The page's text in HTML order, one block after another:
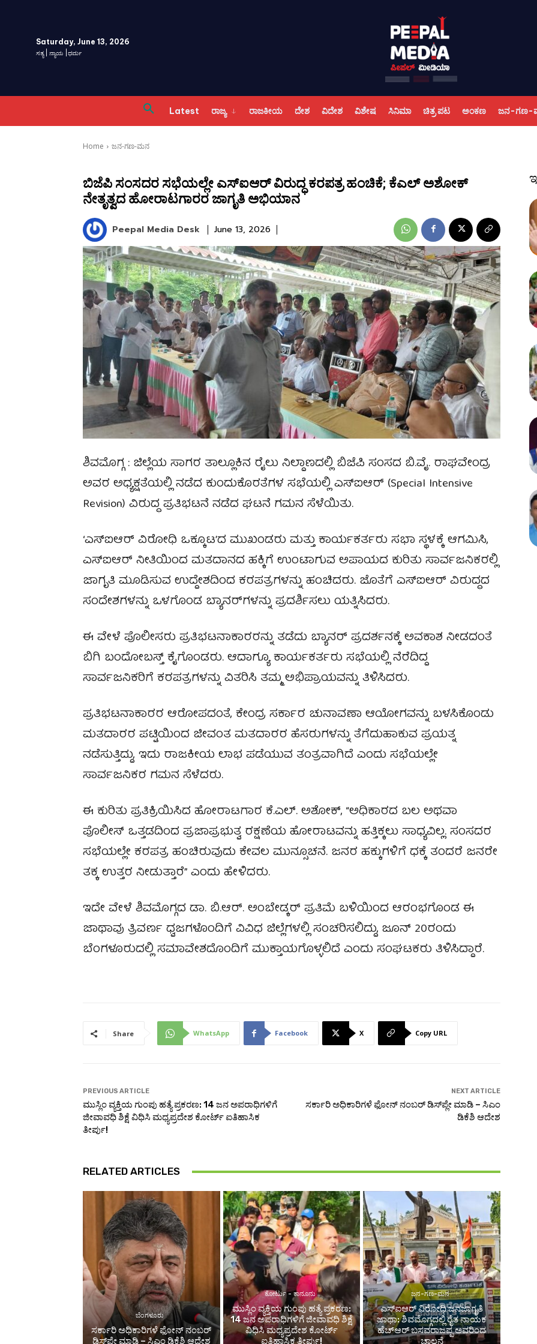
Saturday, June 13, 2026
ಸತ್ಯ | ನ್ಯಾಯ |ಧರ್ಮ
Latest ರಾಜ್ಯ ರಾಜಕೀಯ ದೇಶ ವಿದೇಶ ವಿಶೇಷ ಸಿನಿಮಾ ಚಿತ್ರ ಪಟ ಅಂಕಣ ಜನ-ಗಣ-
Home ಜನ-ಗಣ-ಮನ
ಬಿಜೆಪಿ ಸಂಸದರ ಸಭೆಯಲ್ಲೇ ಎಸ್‌ಐಆರ್ ವಿರುದ್ಧ ಕರಪತ್ರ ಹಂಚಿಕೆ; ಕೆಎಲ್ ಅಶೋಕ್
ನೇತೃತ್ವದ ಹೋರಾಟಗಾರರ ಜಾಗೃತಿ ಅಭಿಯಾನ
Peepal Media Desk June 13, 2026
ಶಿವಮೊಗ್ಗ : ಜಿಲ್ಲೆಯ ಸಾಗರ ತಾಲ್ಲೂಕಿನ ರೈಲು ನಿಲ್ದಾಣದಲ್ಲಿ ಬಿಜೆಪಿ ಸಂಸದ ಬಿ.ವೈ. ರಾಘವೇಂದ್ರ
ಅವರ ಅಧ್ಯಕ್ಷತೆಯಲ್ಲಿ ನಡೆದ ಕುಂದುಕೊರತೆಗಳ ಸಭೆಯಲ್ಲಿ ಎಸ್‌ಐಆರ್ (Special Intensive
Revision) ವಿರುದ್ಧ ಪ್ರತಿಭಟನೆ ನಡೆದ ಘಟನೆ ಗಮನ ಸೆಳೆಯಿತು.
‘ಎಸ್‌ಐಆರ್ ವಿರೋಧಿ ಒಕ್ಕೂಟ’ದ ಮುಖಂಡರು ಮತ್ತು ಕಾರ್ಯಕರ್ತರು ಸಭಾ ಸ್ಥಳಕ್ಕೆ ಆಗಮಿಸಿ,
ಎಸ್‌ಐಆರ್ ನೀತಿಯಿಂದ ಮತದಾನದ ಹಕ್ಕಿಗೆ ಉಂಟಾಗುವ ಅಪಾಯದ ಕುರಿತು ಸಾರ್ವಜನಿಕರಲ್ಲಿ
ಜಾಗೃತಿ ಮೂಡಿಸುವ ಉದ್ದೇಶದಿಂದ ಕರಪತ್ರಗಳನ್ನು ಹಂಚಿದರು. ಜೊತೆಗೆ ಎಸ್‌ಐಆರ್ ವಿರುದ್ಧದ
ಸಂದೇಶಗಳನ್ನು ಒಳಗೊಂಡ ಬ್ಯಾನರ್‌ಗಳನ್ನು ಪ್ರದರ್ಶಿಸಲು ಯತ್ನಿಸಿದರು.
ಈ ವೇಳೆ ಪೊಲೀಸರು ಪ್ರತಿಭಟನಾಕಾರರನ್ನು ತಡೆದು ಬ್ಯಾನರ್‌ ಪ್ರದರ್ಶನಕ್ಕೆ ಅವಕಾಶ ನೀಡದಂತೆ
ಬಿಗಿ ಬಂದೋಬಸ್ತ್ ಕೈಗೊಂಡರು. ಆದಾಗ್ಯೂ ಕಾರ್ಯಕರ್ತರು ಸಭೆಯಲ್ಲಿ ನೆರೆದಿದ್ದ
ಸಾರ್ವಜನಿಕರಿಗೆ ಕರಪತ್ರಗಳನ್ನು ವಿತರಿಸಿ ತಮ್ಮ ಅಭಿಪ್ರಾಯವನ್ನು ತಿಳಿಸಿದರು.
ಪ್ರತಿಭಟನಾಕಾರರ ಆರೋಪದಂತೆ, ಕೇಂದ್ರ ಸರ್ಕಾರ ಚುನಾವಣಾ ಆಯೋಗವನ್ನು ಬಳಸಿಕೊಂಡು
ಮತದಾರರ ಪಟ್ಟಿಯಿಂದ ಜೀವಂತ ಮತದಾರರ ಹೆಸರುಗಳನ್ನು ತೆಗೆದುಹಾಕುವ ಪ್ರಯತ್ನ
ನಡೆಸುತ್ತಿದ್ದು, ಇದು ರಾಜಕೀಯ ಲಾಭ ಪಡೆಯುವ ತಂತ್ರವಾಗಿದೆ ಎಂದು ಸಭೆಯಲ್ಲೇ
ಸಾರ್ವಜನಿಕರ ಗಮನ ಸೆಳೆದರು.
ಈ ಕುರಿತು ಪ್ರತಿಕ್ರಿಯಿಸಿದ ಹೋರಾಟಗಾರ ಕೆ.ಎಲ್. ಅಶೋಕ್, “ಅಧಿಕಾರದ ಬಲ ಅಥವಾ
ಪೊಲೀಸ್ ಒತ್ತಡದಿಂದ ಪ್ರಜಾಪ್ರಭುತ್ವ ರಕ್ಷಣೆಯ ಹೋರಾಟವನ್ನು ಹತ್ತಿಕ್ಕಲು ಸಾಧ್ಯವಿಲ್ಲ. ಸಂಸದರ
ಸಭೆಯಲ್ಲೇ ಕರಪತ್ರ ಹಂಚಿರುವುದು ಕೇವಲ ಮುನ್ಸೂಚನೆ. ಜನರ ಹಕ್ಕುಗಳಿಗೆ ಧಕ್ಕೆ ತಂದರೆ ಜನರೇ
ತಕ್ಕ ಉತ್ತರ ನೀಡುತ್ತಾರೆ” ಎಂದು ಹೇಳಿದರು.
ಇದೇ ವೇಳೆ ಶಿವಮೊಗ್ಗದ ಡಾ. ಬಿ.ಆರ್. ಅಂಬೇಡ್ಕರ್ ಪ್ರತಿಮೆ ಬಳಿಯಿಂದ ಆರಂಭಗೊಂಡ ಈ
ಜಾಥಾವು ತ್ರಿವರ್ಣ ಧ್ವಜಗಳೊಂದಿಗೆ ವಿವಿಧ ಜಿಲ್ಲೆಗಳಲ್ಲಿ ಸಂಚರಿಸಲಿದ್ದು, ಜೂನ್ 20ರಂದು
ಬೆಂಗಳೂರುದಲ್ಲಿ ಸಮಾವೇಶದೊಂದಿಗೆ ಮುಕ್ತಾಯಗೊಳ್ಳಲಿದೆ ಎಂದು ಸಂಘಟಕರು ತಿಳಿಸಿದ್ದಾರೆ.
Share WhatsApp Facebook X Copy URL
PREVIOUS ARTICLE
ಮುಸ್ಲಿಂ ವ್ಯಕ್ತಿಯ ಗುಂಪು ಹತ್ಯೆ ಪ್ರಕರಣ: 14 ಜನ ಅಪರಾಧಿಗಳಿಗೆ
ಜೀವಾವಧಿ ಶಿಕ್ಷೆ ವಿಧಿಸಿ ಮಧ್ಯಪ್ರದೇಶ ಕೋರ್ಟ್ ಐತಿಹಾಸಿಕ
ತೀರ್ಪು!
NEXT ARTICLE
ಸರ್ಕಾರಿ ಅಧಿಕಾರಿಗಳೆ ಫೋನ್ ನಂಬರ್ ಡಿಸ್​​ಪ್ಲೇ ಮಾಡಿ – ಸಿಎಂ
ಡಿಕೆಶಿ ಆದೇಶ
RELATED ARTICLES
ಬೆಂಗಳೂರು
ಸರ್ಕಾರಿ ಅಧಿಕಾರಿಗಳೆ ಫೋನ್ ನಂಬರ್
ಡಿಸ್​​ಪ್ಲೇ ಮಾಡಿ – ಸಿಎಂ ಡಿಕೆಶಿ ಆದೇಶ
ಕೋರ್ಟು - ಕಾನೂನು
ಮುಸ್ಲಿಂ ವ್ಯಕ್ತಿಯ ಗುಂಪು ಹತ್ಯೆ ಪ್ರಕರಣ:
14 ಜನ ಅಪರಾಧಿಗಳಿಗೆ ಜೀವಾವಧಿ ಶಿಕ್ಷೆ
ವಿಧಿಸಿ ಮಧ್ಯಪ್ರದೇಶ ಕೋರ್ಟ್
ಐತಿಹಾಸಿಕ ತೀರ್ಪು!
ಜನ-ಗಣ-ಮನ
ಎಸ್‌ಐಆರ್ ವಿರೋಧಿ ಜನಜಾಗೃತಿ
ಜಾಥಾ: ಶಿವಮೊಗ್ಗದಲ್ಲಿ ರೈತ ನಾಯಕ
ಹೆಚ್ಆರ್ ಬಸವರಾಜಪ್ಪ ಅವರಿಂದ
ಚಾಲನೆ